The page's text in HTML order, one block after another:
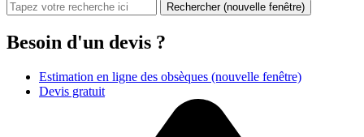
Rechercher (nouvelle fenêtre)
Besoin d'un devis ?
Estimation en ligne des obsèques (nouvelle fenêtre)
Devis gratuit